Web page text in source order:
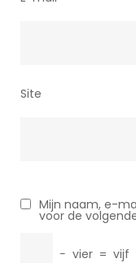
Site
Mijn naam, e-
voor de
− vier = vijf